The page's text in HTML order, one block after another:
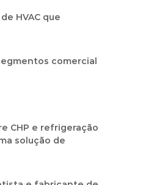
HVAC que
comercial
CHP e refrigeração
solução de